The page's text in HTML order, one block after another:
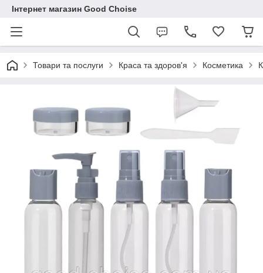
Інтернет магазин Good Choise
Товари та послуги Краса та здоров'я Косметика